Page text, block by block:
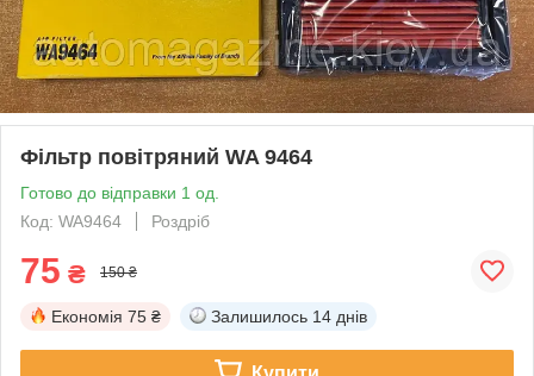
Фільтр повітряний WA 9464
Готово до відправки 1 од.
Код: WA9464
Роздріб
75 ₴ 150 ₴
Економія 75 ₴ Залишилось 14 днів